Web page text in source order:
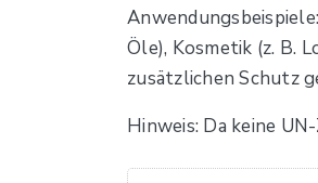
Öle), Kosmetik (z. B.
zusätzlichen Schutz
Hinweis: Da keine